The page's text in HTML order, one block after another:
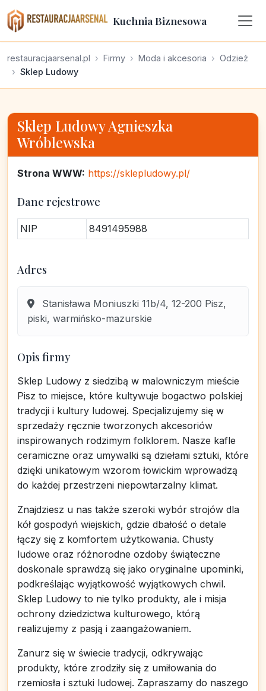
Kuchnia Biznesowa
restauracjaarsenal.pl Firmy Moda i akcesoria
Odzież
Sklep Ludowy
Sklep Ludowy Agnieszka
Wróblewska
Strona WWW: https://sklepludowy.pl/
Dane rejestrowe
NIP 8491495988
Adres
Stanisława Moniuszki 11b/4, 12-200 Pisz,
piski, warmińsko-mazurskie
Opis firmy
Sklep Ludowy z siedzibą w malowniczym mieście
Pisz to miejsce, które kultywuje bogactwo polskiej
tradycji i kultury ludowej. Specjalizujemy się w
sprzedaży ręcznie tworzonych akcesoriów
inspirowanych rodzimym folklorem. Nasze kafle
ceramiczne oraz umywalki są dziełami sztuki, które
dzięki unikatowym wzorom łowickim wprowadzą
do każdej przestrzeni niepowtarzalny klimat.
Znajdziesz u nas także szeroki wybór strojów dla
kół gospodyń wiejskich, gdzie dbałość o detale
łączy się z komfortem użytkowania. Chusty
ludowe oraz różnorodne ozdoby świąteczne
doskonale sprawdzą się jako oryginalne upominki,
podkreślając wyjątkowość wyjątkowych chwil.
Sklep Ludowy to nie tylko produkty, ale i misja
ochrony dziedzictwa kulturowego, którą
realizujemy z pasją i zaangażowaniem.
Zanurz się w świecie tradycji, odkrywając
produkty, które zrodziły się z umiłowania do
rzemiosła i sztuki ludowej. Zapraszamy do naszego